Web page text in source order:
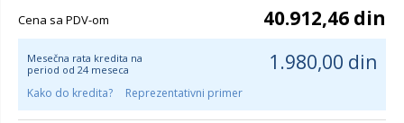
Cena sa PDV-om 40.912,46 din
Mesečna rata kredita na
period od 24 meseca
1.980,00 din
Kako do kredita? Reprezentativni primer